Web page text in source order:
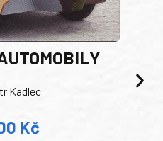
Kadlec
Kč